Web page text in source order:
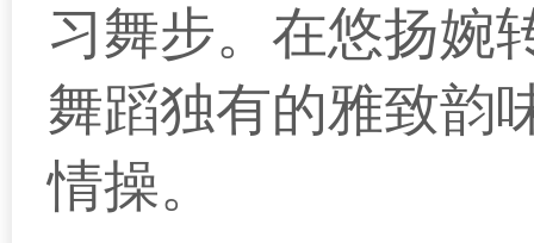
习舞步。在悠扬婉
舞蹈独有的雅致韵
情操。